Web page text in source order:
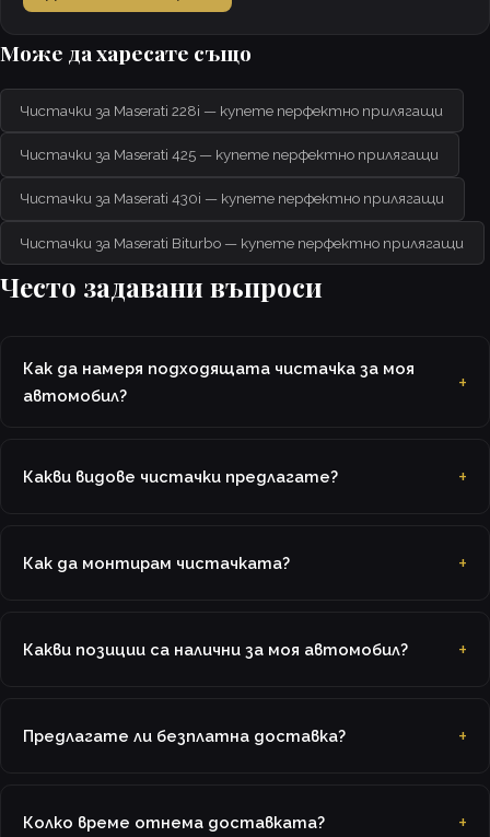
Може да харесате също
Чистачки за Maserati 228i — купете перфектно прилягащи
Чистачки за Maserati 425 — купете перфектно прилягащи
Чистачки за Maserati 430i — купете перфектно прилягащи
Чистачки за Maserati Biturbo — купете перфектно прилягащи
Често задавани въпроси
Как да намеря подходящата чистачка за моя
автомобил?
Какви видове чистачки предлагате?
Как да монтирам чистачката?
Какви позиции са налични за моя автомобил?
Предлагате ли безплатна доставка?
Колко време отнема доставката?